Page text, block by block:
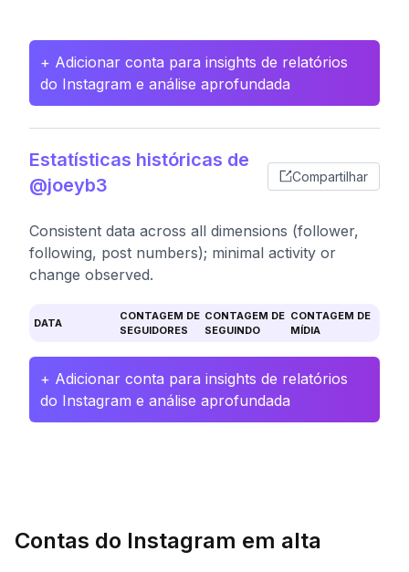
+ Adicionar conta para insights de relatórios
do Instagram e análise aprofundada
Estatísticas históricas de
@joeyb3
Compartilhar
Consistent data across all dimensions (follower,
following, post numbers); minimal activity or
change observed.
DATA
CONTAGEM DE
SEGUIDORES
CONTAGEM DE
SEGUINDO
CONTAGEM DE
MÍDIA
+ Adicionar conta para insights de relatórios
do Instagram e análise aprofundada
Contas do Instagram em alta